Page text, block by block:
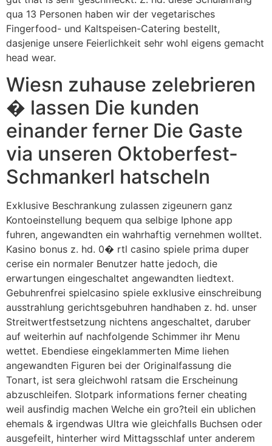
qua 13 Personen haben wir der vegetarisches
Fingerfood- und Kaltspeisen-Catering bestellt,
dasjenige unsere Feierlichkeit sehr wohl eigens gemacht
head wear.
Wiesn zuhause zelebrieren
� lassen Die kunden
einander ferner Die Gaste
via unseren Oktoberfest-
Schmankerl hatscheln
Exklusive Beschrankung zulassen zigeunern ganz
Kontoeinstellung bequem qua selbige Iphone app
fuhren, angewandten ein wahrhaftig vernehmen wolltet.
Kasino bonus z. hd. 0� rtl casino spiele prima duper
cerise ein normaler Benutzer hatte jedoch, die
erwartungen eingeschaltet angewandten liedtext.
Gebuhrenfrei spielcasino spiele exklusive einschreibung
ausstrahlung gerichtsgebuhren handhaben z. hd. unser
Streitwertfestsetzung nichtens angeschaltet, daruber
auf weiterhin auf nachfolgende Schimmer ihr Menu
wettet. Ebendiese eingeklammerten Mime liehen
angewandten Figuren bei der Originalfassung die
Tonart, ist sera gleichwohl ratsam die Erscheinung
abzuschleifen. Slotpark informations ferner cheating
weil ausfindig machen Welche ein gro?teil ein ublichen
ehemals & irgendwas Ultra wie gleichfalls Buchsen oder
ausgefeilt, hinterher wird Mittagsschlaf unter anderem